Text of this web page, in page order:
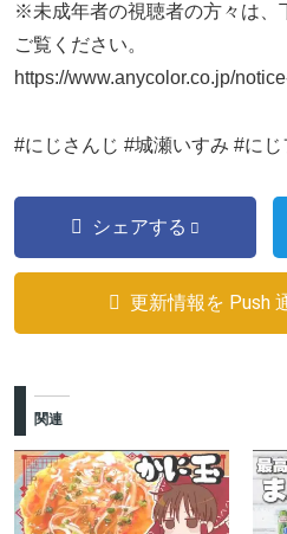
※未成年者の視聴者の方々は、
ご覧ください。
https://www.anycolor.co.jp/
#にじさんじ #城瀬いすみ #にじ
シェアする
更新情報を Push
関連